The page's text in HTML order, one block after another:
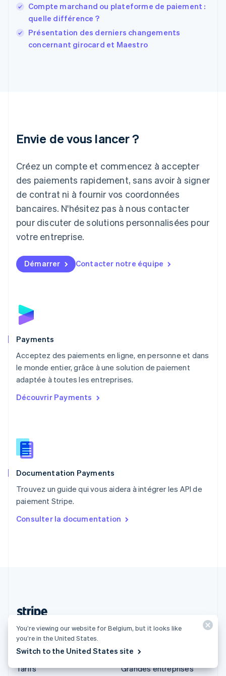
Compte marchand ou plateforme de paiement :
quelle différence ?
Présentation des derniers changements
concernant girocard et Maestro
Envie de vous lancer ?
Créez un compte et commencez à accepter
des paiements rapidement, sans avoir à signer
de contrat ni à fournir vos coordonnées
bancaires. N'hésitez pas à nous contacter
pour discuter de solutions personnalisées pour
votre entreprise.
Démarrer Contacter notre équipe
Payments
Acceptez des paiements en ligne, en personne et dans
le monde entier, grâce à une solution de paiement
adaptée à toutes les entreprises.
Découvrir Payments
Documentation Payments
Trouvez un guide qui vous aidera à intégrer les API de
paiement Stripe.
Consulter la documentation
Belgique (Français)
FrançaisEnglish
Gibraltar
English
Grèce
Japon
Lettonie
English
Liechtenstein
DeutschEnglish
Lituanie
Luxembourg
FrançaisDeutschEnglish
English简体中文
Malte
Norvège
English
English
NederlandsEnglish
Pologne
English
PortuguêsEnglish
English
Roumanie
Royaume-Uni
Singapour
English 简体中文
English
Produits et tarifs
Tarifs
Solutions
Grandes entreprises
You’re viewing our website for Belgium, but it looks like
you’re in the United States.
Switch to the United States site